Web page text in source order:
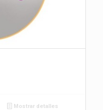
Mostrar detalles